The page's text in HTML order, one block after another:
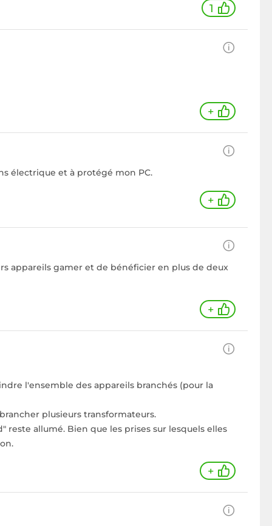
1
+
électrique et à protégé mon PC.
+
appareils gamer et de bénéficier en plus de deux
+
l'ensemble des appareils branchés (pour la
plusieurs transformateurs.
reste allumé. Bien que les prises sur lesquels elles
+